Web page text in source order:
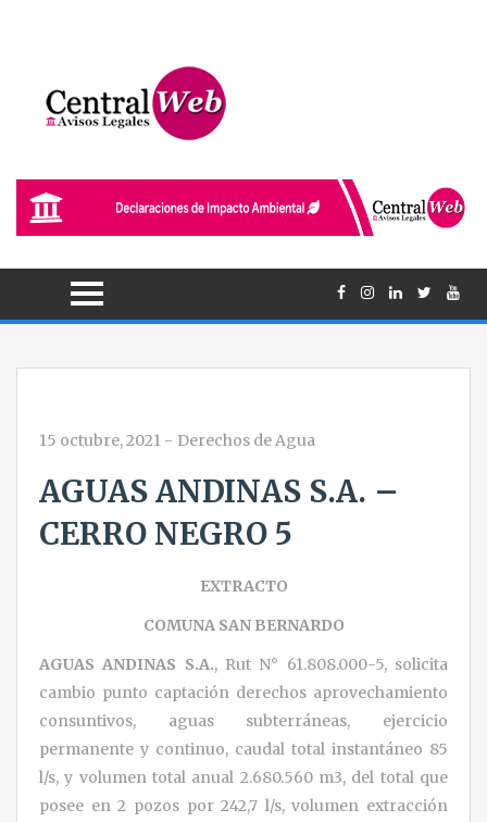
15 octubre, 2021 - Derechos de Agua
AGUAS ANDINAS S.A. –
CERRO NEGRO 5
EXTRACTO
COMUNA SAN BERNARDO
AGUAS ANDINAS S.A., Rut N° 61.808.000-5, solicita
cambio punto captación derechos aprovechamiento
consuntivos, aguas subterráneas, ejercicio
permanente y continuo, caudal total instantáneo 85
l/s, y volumen total anual 2.680.560 m3, del total que
posee en 2 pozos por 242,7 l/s, volumen extracción